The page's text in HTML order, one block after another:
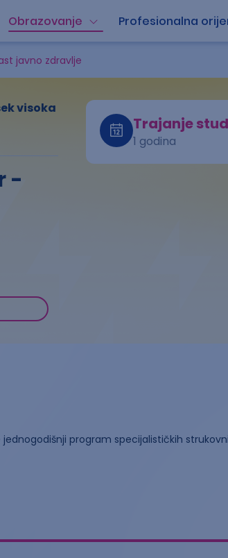
Obrazovanje Profesionalna
javno zdravlje
-
visoka
Trajanje
1 godina
program specijalističkih